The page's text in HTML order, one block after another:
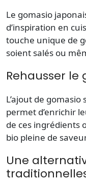
Le gomasio
d’inspiration en
touche unique de
soient salés ou
Rehausser
L’ajout de gomasio
permet d’enrichir
de ces ingrédients
bio pleine de
Une